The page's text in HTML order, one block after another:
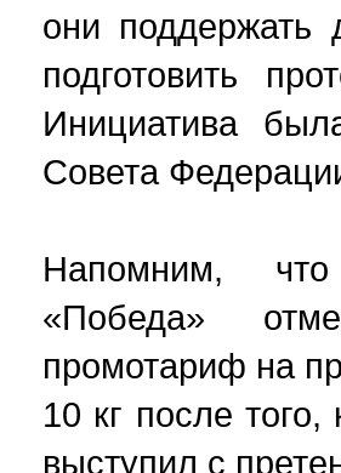
они поддержать
подготовить
Инициатива
Совета
Напомним,
«Победа»
промотариф на
10 кг после
выступил с